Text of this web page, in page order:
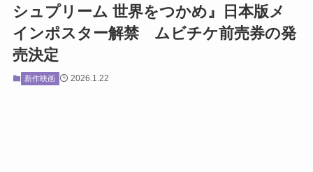
シュプリーム 世界をつかめ』日本版メ
インポスター解禁 ムビチケ前売券の発
売決定
新作映画 2026.1.22